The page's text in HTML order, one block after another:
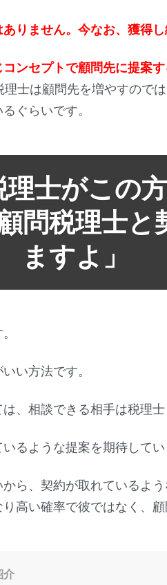
りません。今なお、獲得し
ンセプトで顧問先に提案
理士は顧問先を増やすので
ぐらいです。
理士がこの
問税理士
ますよ」
い方法です。
、相談できる相手は税理士
るような提案を期待してい
ら、契約が取れているよ
高い確率で彼ではなく、
介